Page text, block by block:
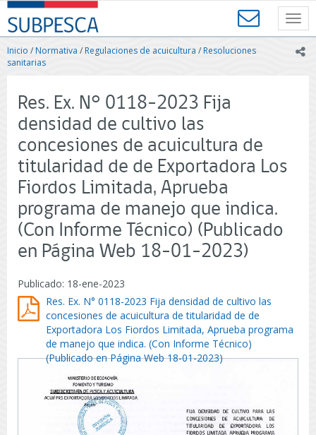
Contenido
principal
SUBPESCA
-
Subsecretaría
de
Acuicultura
Gobierno
de
Chile
Inicio /Normativa / Regulaciones de acuicultura /Resoluciones
sanitarias
Res. Ex. N° 0118-2023 Fija
densidad de cultivo las
concesiones de acuicultura de
titularidad de de Exportadora Los
Fiordos Limitada, Aprueba
programa de manejo que indica.
(Con Informe Técnico) (Publicado
en Página Web 18-01-2023)
Publicado: 18-ene-2023
Res. Ex. N° 0118-2023 Fija densidad de cultivo las
concesiones de acuicultura de titularidad de de
Exportadora Los Fiordos Limitada, Aprueba programa
de manejo que indica. (Con Informe Técnico)
(Publicado en Página Web 18-01-2023)